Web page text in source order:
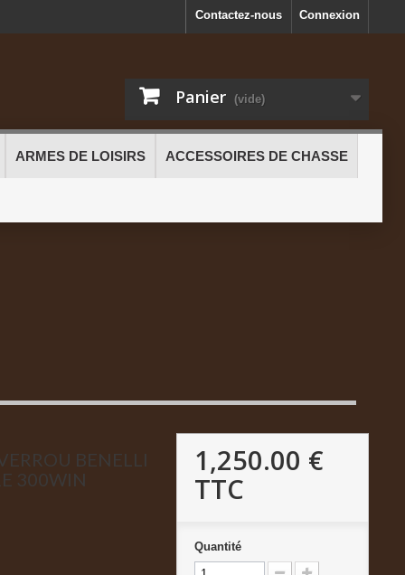
Connexion
Contactez-nous
Panier (vide)
ARMES DE LOISIRS ACCESSOIRES DE CHASSE
BENELLI
300WIN
1,250.00 €
TTC
Quantité